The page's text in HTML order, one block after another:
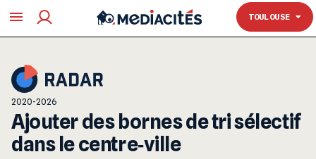
TOULOUSE
TOULOUSE
2020-2026
Ajouter des bornes de tri sélectif
dans le centre‐ville